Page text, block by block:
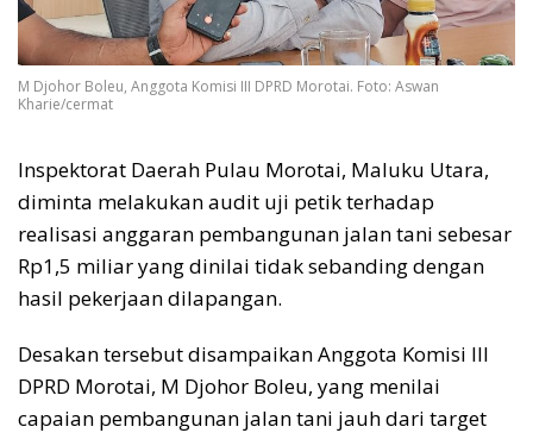
M Djohor Boleu, Anggota Komisi III DPRD Morotai. Foto: Aswan
Kharie/cermat
Inspektorat Daerah Pulau Morotai, Maluku Utara,
diminta melakukan audit uji petik terhadap
realisasi anggaran pembangunan jalan tani sebesar
Rp1,5 miliar yang dinilai tidak sebanding dengan
hasil pekerjaan dilapangan.
Desakan tersebut disampaikan Anggota Komisi III
DPRD Morotai, M Djohor Boleu, yang menilai
capaian pembangunan jalan tani jauh dari target